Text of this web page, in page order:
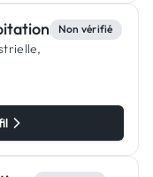
Non vérifié